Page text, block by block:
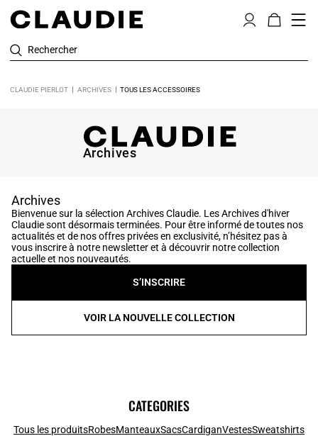
Rechercher
CLAUDIE PIERLOT ARCHIVES TOUS LES ACCESSOIRES
Archives
Archives
Bienvenue sur la sélection Archives Claudie. Les Archives d'hiver
Claudie sont désormais terminées. Pour être informé de toutes nos
actualités et de nos offres privées en exclusivité, n’hésitez pas à
vous inscrire à notre newsletter et à découvrir notre collection
actuelle et nos nouveautés.
S’INSCRIRE
VOIR LA NOUVELLE COLLECTION
CATEGORIES
Tous les produitsRobesManteauxSacsCardiganVestesSweatshirts